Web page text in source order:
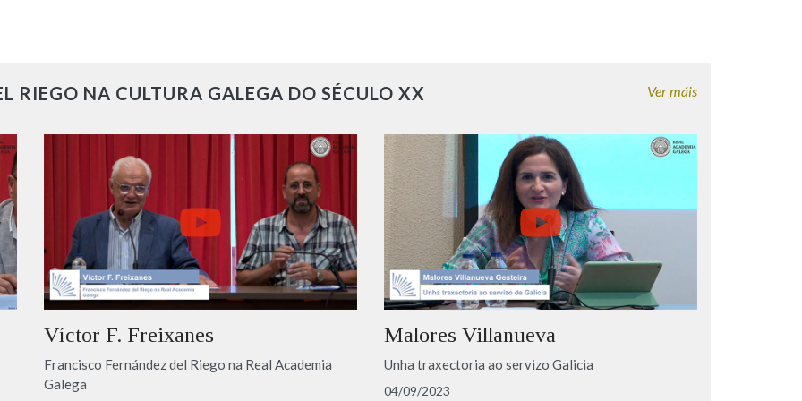
RIEGO NA CULTURA GALEGA DO SÉCULO XX Ver máis
Víctor F. Freixanes
Francisco Fernández del Riego na Real Academia
Galega
Malores Villanueva
Unha traxectoria ao servizo Galicia
04/09/2023